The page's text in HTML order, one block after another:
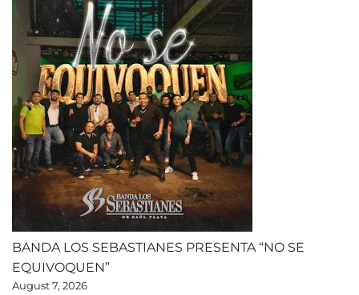
BANDA LOS SEBASTIANES PRESENTA “NO SE
EQUIVOQUEN”
August 7, 2026